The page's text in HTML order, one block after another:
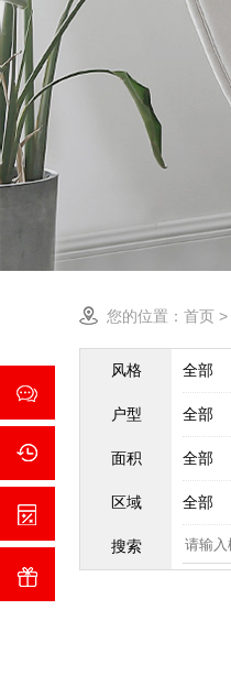
您的位置： 首页 >
风格
户型
面积
区域
搜索
全部
全部
全部
全部